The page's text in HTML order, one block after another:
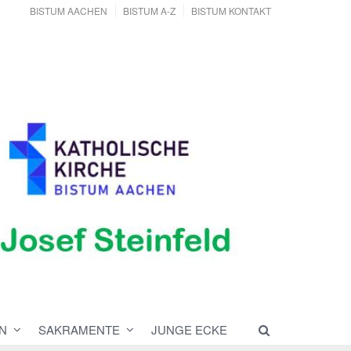
BISTUM AACHEN BISTUM A-Z BISTUM KONTAKT
SAKRAMENTE JUNGE ECKE